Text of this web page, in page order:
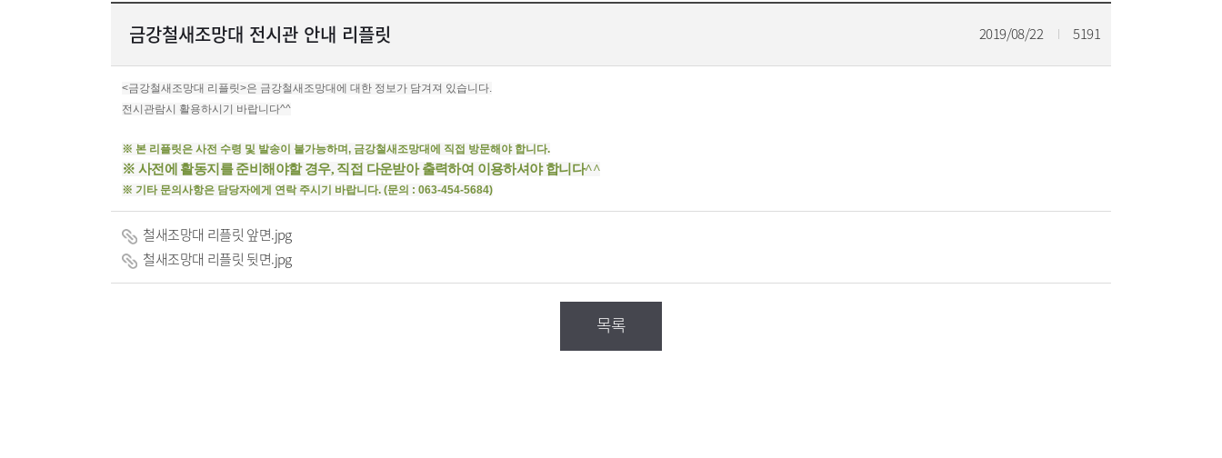
금강철새조망대 전시관 안내 리플릿 2019/08/22 5191
<금강철새조망대 리플릿>은 금강철새조망대에 대한 정보가 담겨져 있습니다.
전시관람시 활용하시기 바랍니다^^
※ 본 리플릿은 사전 수령 및 발송이 불가능하며, 금강철새조망대에 직접 방문해야 합니다.
※ 사전에 활동지를 준비해야할 경우, 직접 다운받아 출력하여 이용하셔야 합니다^^
※ 기타 문의사항은 담당자에게 연락 주시기 바랍니다. (문의 : 063-454-5684)
철새조망대 리플릿 앞면.jpg
철새조망대 리플릿 뒷면.jpg
목록